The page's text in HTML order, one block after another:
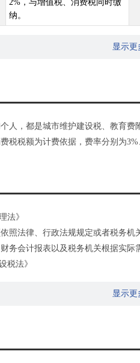
2%，与增值税、消费税同时缴
纳。
显示更
人，都是城市维护建设税、教育
税税额为计费依据，费率分别为
法》
照法律、行政法规规定或者税务机
务会计报表以及税务机关根据实际
税法》
附加的单位外，都应当依照本规定
显示更